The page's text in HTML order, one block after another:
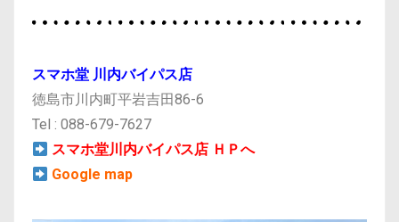
スマホ堂 川内バイパス店
徳島市川内町平岩吉田86-6
Tel : 088-679-7627
スマホ堂川内バイパス店 ＨＰへ
Google map